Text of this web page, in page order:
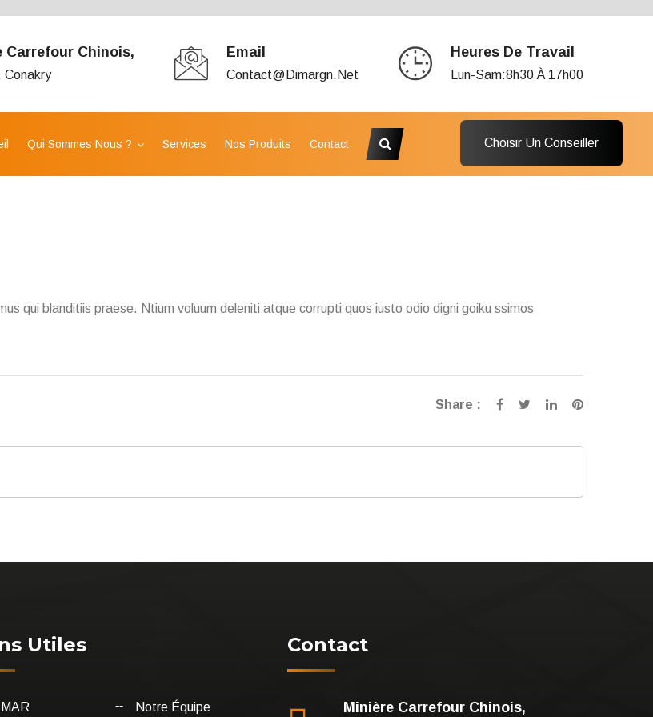
Carrefour Chinois,
Conakry
Email
Contact@dimargn.net
Heures De Travail
Lun-Sam:8h30 À 17h00
Qui Sommes Nous ? Services Nos Produits Contact Choisir Un Conseiller
qui blanditiis praese. Ntium voluum deleniti atque corrupti quos iusto odio digni goiku ssimos
Share :
Utiles
Notre Équipe
Contact
Minière Carrefour Chinois,